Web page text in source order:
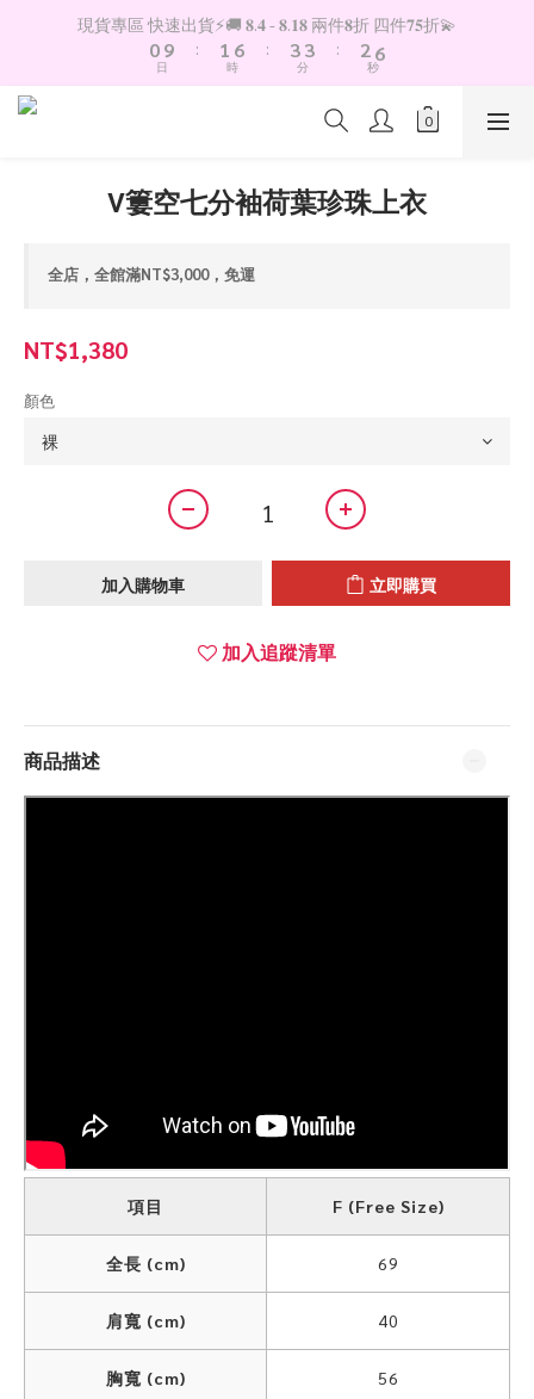
現貨專區 快速出貨⚡️🚚 𝟖.𝟒 - 𝟖.𝟏𝟖 兩件𝟖折 四件𝟕𝟓折💫
1
09
8
3
0
日
:
2
1
0
7
6
5
0
時
:
4
3
2
4
3
2
分
:
3
2
1
7
6
5
3
0
秒
V簍空七分袖荷葉珍珠上衣
全店，全館滿NT$3,000，免運
NT$1,380
顏色
加入購物車 立即購買
加入追蹤清單
商品描述
項目 F (Free Size)
全長 (cm) 69
肩寬 (cm) 40
胸寬 (cm) 56